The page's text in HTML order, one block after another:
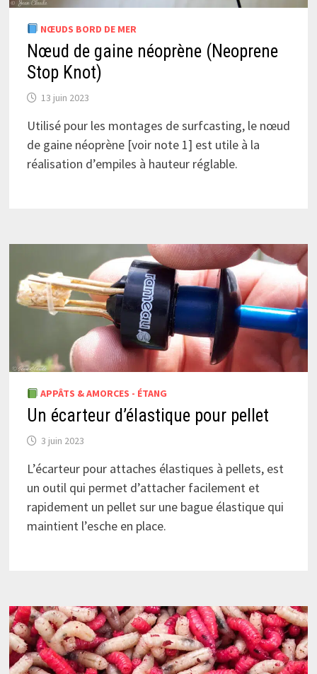
NŒUDS BORD DE MER
Nœud de gaine néoprène (Neoprene
Stop Knot)
13 juin 2023
Utilisé pour les montages de surfcasting, le nœud
de gaine néoprène [voir note 1] est utile à la
réalisation d’empiles à hauteur réglable.
APPÂTS & AMORCES - ÉTANG
Un écarteur d’élastique pour pellet
3 juin 2023
L’écarteur pour attaches élastiques à pellets, est
un outil qui permet d’attacher facilement et
rapidement un pellet sur une bague élastique qui
maintient l’esche en place.